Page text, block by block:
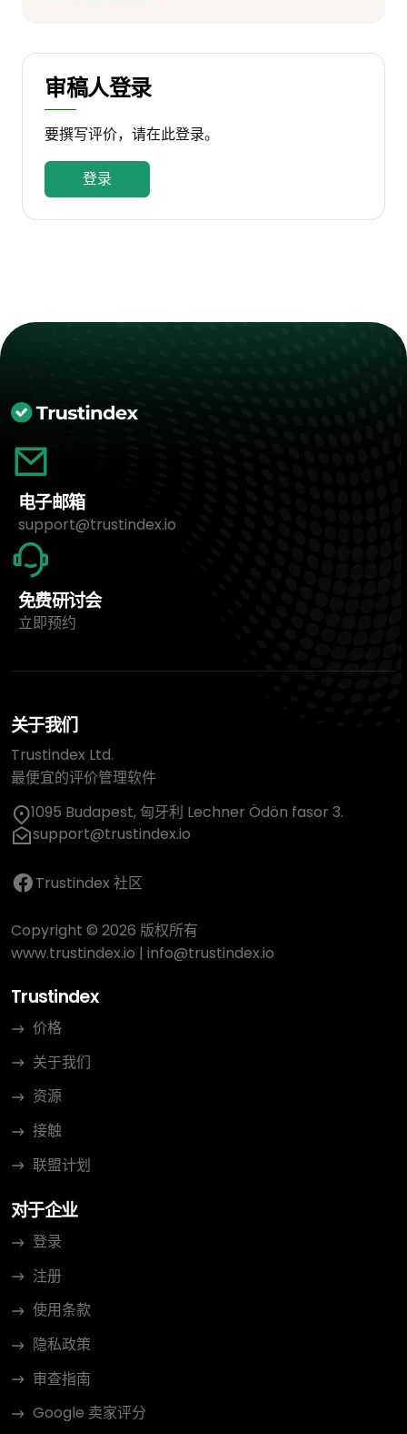
审稿人登录
要撰写评价，请在此登录。
登录
电子邮箱
support@trustindex.io
免费研讨会
立即预约
关于我们
Trustindex Ltd.
最便宜的评价管理软件
1095 Budapest, 匈牙利 Lechner Ödön fasor 3.
support@trustindex.io
Trustindex 社区
Copyright © 2026 版权所有
www.trustindex.io | info@trustindex.io
Trustindex
价格
关于我们
资源
接触
联盟计划
对于企业
登录
注册
使用条款
隐私政策
审查指南
Google 卖家评分